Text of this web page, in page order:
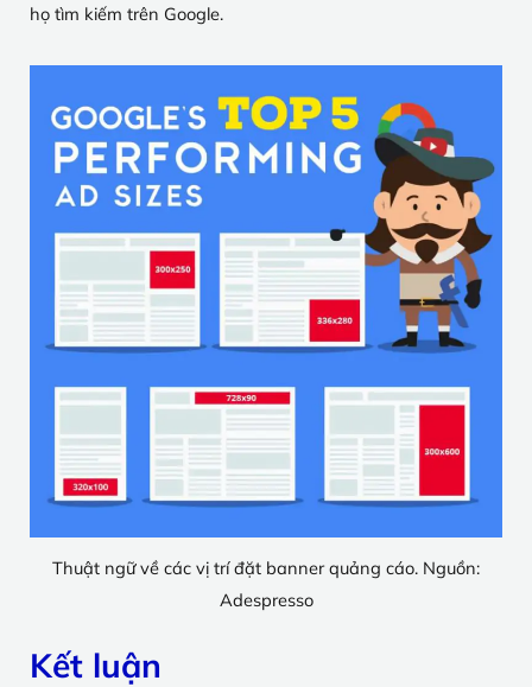
họ tìm kiếm trên Google.
Thuật ngữ về các vị trí đặt banner quảng cáo. Nguồn:
Adespresso
Kết luận